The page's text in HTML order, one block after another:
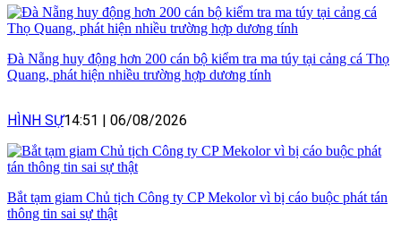
Đà Nẵng huy động hơn 200 cán bộ kiểm tra ma túy tại cảng cá Thọ
Quang, phát hiện nhiều trường hợp dương tính
HÌNH SỰ14:51 06/08/2026
Bắt tạm giam Chủ tịch Công ty CP Mekolor vì bị cáo buộc phát tán
thông tin sai sự thật